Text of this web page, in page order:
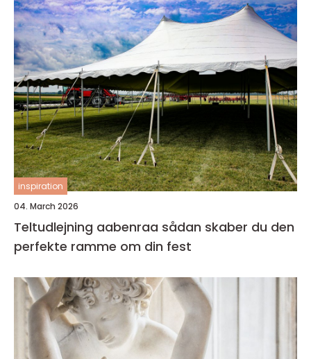
inspiration
04. March 2026
Teltudlejning aabenraa sådan skaber du den
perfekte ramme om din fest